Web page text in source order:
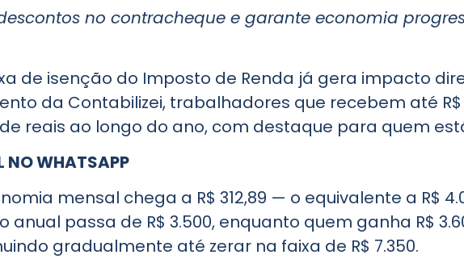
no contracheque e garante economia
de isenção do Imposto de Renda já gera impacto
da Contabilizei, trabalhadores que recebem até
reais ao longo do ano, com destaque para quem
NO WHATSAPP
mensal chega a R$ 312,89 — o equivalente a R$
anual passa de R$ 3.500, enquanto quem ganha R$
gradualmente até zerar na faixa de R$ 7.350.